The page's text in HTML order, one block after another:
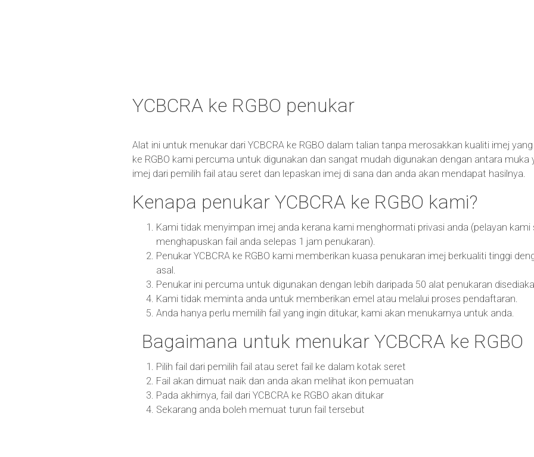
YCBCRA ke RGBO penukar
Alat ini untuk menukar dari YCBCRA ke RGBO dalam talian tanpa merosakkan kualiti imej
ke RGBO kami percuma untuk digunakan dan sangat mudah digunakan dengan antara muka
imej dari pemilih fail atau seret dan lepaskan imej di sana dan anda akan mendapat hasilnya.
Kenapa penukar YCBCRA ke RGBO kami?
Kami tidak menyimpan imej anda kerana kami menghormati privasi anda (pelayan
menghapuskan fail anda selepas 1 jam penukaran).
Penukar YCBCRA ke RGBO kami memberikan kuasa penukaran imej berkualiti tinggi
asal.
Penukar ini percuma untuk digunakan dengan lebih daripada 50 alat penukaran
Kami tidak meminta anda untuk memberikan emel atau melalui proses pendaftaran.
Anda hanya perlu memilih fail yang ingin ditukar, kami akan menukarnya untuk anda.
Bagaimana untuk menukar YCBCRA ke RGBO
Pilih fail dari pemilih fail atau seret fail ke dalam kotak seret
Fail akan dimuat naik dan anda akan melihat ikon pemuatan
Pada akhirnya, fail dari YCBCRA ke RGBO akan ditukar
Sekarang anda boleh memuat turun fail tersebut